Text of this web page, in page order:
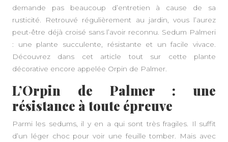
demande pas beaucoup d’entretien à cause de sa
rusticité. Retrouvé régulièrement au jardin, vous l’aurez
peut-être déjà croisé sans l’avoir reconnu. Sedum Palmeri
: une plante succulente, résistante et un facile vivace
Découvrez dans cet article tout sur cette plante
décorative encore appelée Orpin de Palmer.
L’Orpin de Palmer : une
résistance à toute épreuve
Parmi les sedums, il y en a qui sont très fragiles. Il suffit
d’un léger choc pour voir une feuille tomber. Mais avec